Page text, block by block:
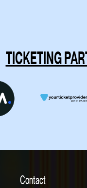
TICKETING
Contact